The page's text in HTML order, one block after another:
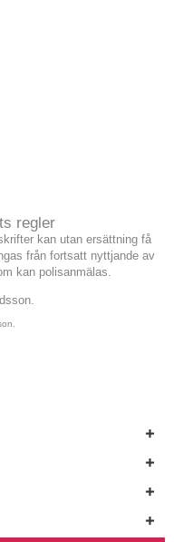
regler
kan utan ersättning få
från fortsatt nyttjande av
kan polisanmälas.